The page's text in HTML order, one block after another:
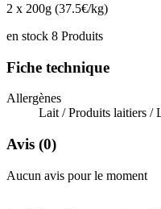
2 x 200g (37.5€/kg)
en stock 8 Produits
Fiche technique
Allergènes
Lait / Produits laitiers /
Avis (0)
Aucun avis pour le moment